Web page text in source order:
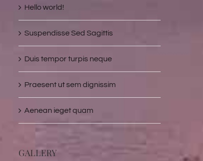
Hello world!
Suspendisse Sed Sagittis
Duis tempor turpis neque
Praesent ut sem dignissim
Aenean ieget quam
GALLERY